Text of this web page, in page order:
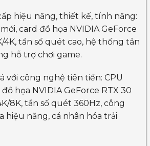
hiệu năng, thiết kế, tính năng:
card đồ họa NVIDIA GeForce
4K, tần số quét cao, hệ thống tản
hỗ trợ chơi game.
với công nghệ tiên tiến: CPU
họa NVIDIA GeForce RTX 30
8K, tần số quét 360Hz, công
hiệu năng, cá nhân hóa trải